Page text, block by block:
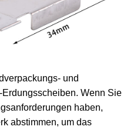
und
Wenn Sie
haben,
abstimmen, um das